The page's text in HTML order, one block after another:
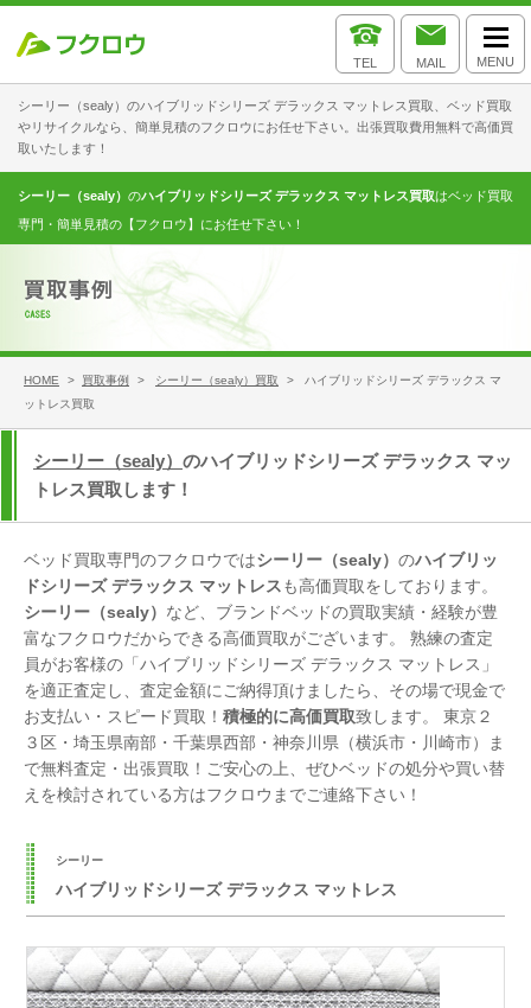
シーリー（sealy）のハイブリッドシリーズ デラックス マットレス買取、ベッド買取
やリサイクルなら、簡単見積のフクロウにお任せ下さい。出張買取費用無料で高価買
取いたします！
TEL MAIL MENU
シーリー（sealy） のハイブリッドシリーズ デラックス マットレス買取はベッド買取
専門・簡単見積の【フクロウ】にお任せ下さい！
HOME > 買取事例 > シーリー（sealy）買取
> ハイブリッドシリーズ デラックス マ
ットレス買取
シーリー（sealy） のハイブリッドシリーズ デラックス マッ
トレス買取します！
ベッド買取専門のフクロウではシーリー（sealy） のハイブリッ
ドシリーズ デラックス マットレスも高価買取をしております。
シーリー（sealy） など、ブランドベッドの買取実績・経験が豊
富なフクロウだからできる高価買取がございます。 熟練の査定
員がお客様の「ハイブリッドシリーズ デラックス マットレス」
を適正査定し、査定金額にご納得頂けましたら、その場で現金で
お支払い・スピード買取！ 積極的に高価買取致します。 東京２
３区・埼玉県南部・千葉県西部・神奈川県（横浜市・川崎市）ま
で無料査定・出張買取！ご安心の上、ぜひベッドの処分や買い替
えを検討されている方はフクロウまでご連絡下さい！
シーリー
ハイブリッドシリーズ デラックス マットレス